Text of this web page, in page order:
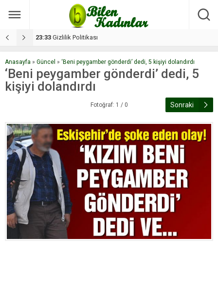
17:08 Dilan, düğününe 5 gün kala hayatını kaybetti
Anasayfa » Güncel » ‘Beni peygamber gönderdi’ dedi, 5 kişiyi dolandırdı
‘Beni peygamber gönderdi’ dedi, 5
kişiyi dolandırdı
Fotoğraf: 1 / 0 Sonraki